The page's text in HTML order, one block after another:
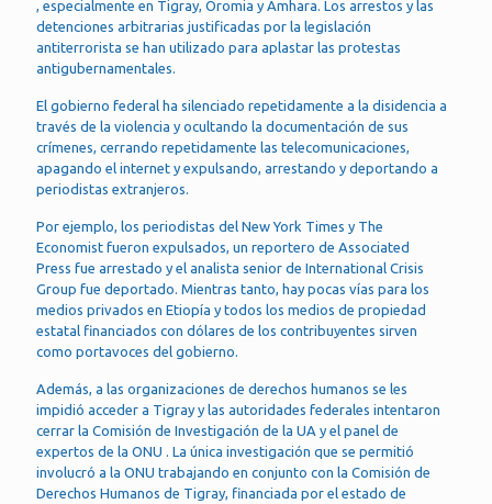
, especialmente en Tigray, Oromia y Amhara. Los arrestos y las
detenciones arbitrarias justificadas por la legislación
antiterrorista se han utilizado para aplastar las protestas
antigubernamentales.
El gobierno federal ha silenciado repetidamente a la disidencia a
través de la violencia y ocultando la documentación de sus
crímenes, cerrando repetidamente las telecomunicaciones,
apagando el internet y expulsando, arrestando y deportando a
periodistas extranjeros.
Por ejemplo, los periodistas del New York Times y The
Economist fueron expulsados, un reportero de Associated
Press fue arrestado y el analista senior de International Crisis
Group fue deportado. Mientras tanto, hay pocas vías para los
medios privados en Etiopía y todos los medios de propiedad
estatal financiados con dólares de los contribuyentes sirven
como portavoces del gobierno.
Además, a las organizaciones de derechos humanos se les
impidió acceder a Tigray y las autoridades federales intentaron
cerrar la Comisión de Investigación de la UA y el panel de
expertos de la ONU . La única investigación que se permitió
involucró a la ONU trabajando en conjunto con la Comisión de
Derechos Humanos de Tigray, financiada por el estado de